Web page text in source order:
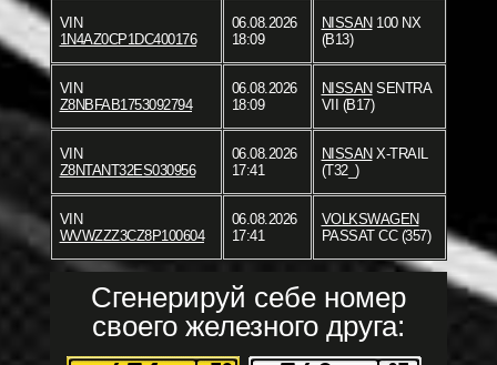
VIN
1N4AZ0CP1DC400176
06.08.2026
18:09
NISSAN100 NX
(B13)
VIN
Z8NBFAB1753092794
06.08.2026
18:09
NISSANSENTRA
VII (B17)
VIN
Z8NTANT32ES030956
06.08.2026
17:41
NISSANX-TRAIL
(T32_)
VIN
WVWZZZ3CZ8P100604
06.08.2026
17:41
VOLKSWAGEN
PASSAT CC (357)
Сгенерируй себе номер
своего железного друга: